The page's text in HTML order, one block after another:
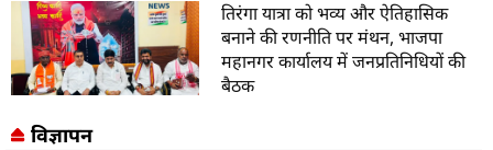
तिरंगा यात्रा को भव्य और ऐतिहासिक
बनाने की रणनीति पर मंथन, भाजपा
महानगर कार्यालय में जनप्रतिनिधियों की
बैठक
विज्ञापन